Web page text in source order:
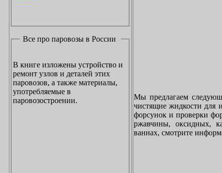
Все про паровозы в России
В книге изложены устройство и
ремонт узлов и деталей этих
паровозов, а также материалы,
употребляемые в
паровозостроении.
Мы предлагаем
чистящие жидкости для
форсунок и проверки
ржавчины, оксидных,
ваннах, смотрите